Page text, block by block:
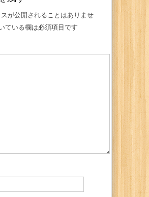
が公開されることはありませ
ている欄は必須項目です